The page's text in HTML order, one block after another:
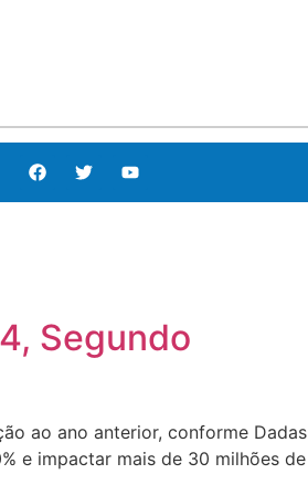
Segundo
ao ano anterior, conforme Dadas
e impactar mais de 30 milhões de